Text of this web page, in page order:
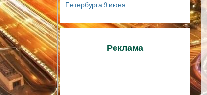
Петербурга 9 июня
Реклама